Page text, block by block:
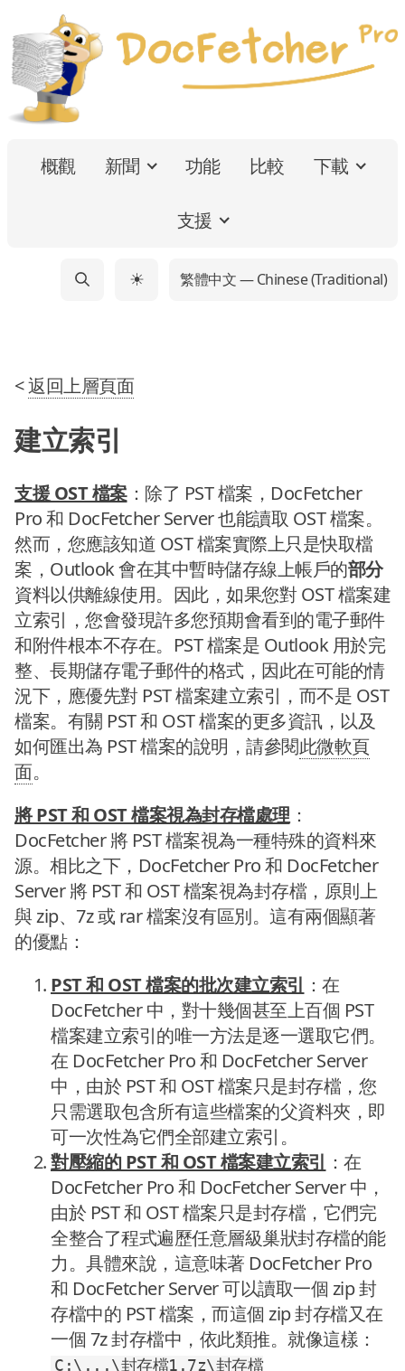
概觀 新聞 功能 比較 下載
支援
☀ 繁體中文 — Chinese (Traditional)
<返回上層頁面
建立索引
支援 OST 檔案：除了 PST 檔案，DocFetcher
Pro 和 DocFetcher Server 也能讀取 OST 檔案。
然而，您應該知道 OST 檔案實際上只是快取檔
案，Outlook 會在其中暫時儲存線上帳戶的部分
資料以供離線使用。因此，如果您對 OST 檔案建
立索引，您會發現許多您預期會看到的電子郵件
和附件根本不存在。PST 檔案是 Outlook 用於完
整、長期儲存電子郵件的格式，因此在可能的情
況下，應優先對 PST 檔案建立索引，而不是 OST
檔案。有關 PST 和 OST 檔案的更多資訊，以及
如何匯出為 PST 檔案的說明，請參閱此微軟頁
面。
將 PST 和 OST 檔案視為封存檔處理：
DocFetcher 將 PST 檔案視為一種特殊的資料來
源。相比之下，DocFetcher Pro 和 DocFetcher
Server 將 PST 和 OST 檔案視為封存檔，原則上
與 zip、7z 或 rar 檔案沒有區別。這有兩個顯著
的優點：
PST 和 OST 檔案的批次建立索引 ：在
DocFetcher 中，對十幾個甚至上百個 PST
檔案建立索引的唯一方法是逐一選取它們。
在 DocFetcher Pro 和 DocFetcher Server
中，由於 PST 和 OST 檔案只是封存檔，您
只需選取包含所有這些檔案的父資料夾，即
可一次性為它們全部建立索引。
對壓縮的 PST 和 OST 檔案建立索引 ：在
DocFetcher Pro 和 DocFetcher Server 中，
由於 PST 和 OST 檔案只是封存檔，它們完
全整合了程式遍歷任意層級巢狀封存檔的能
力。具體來說，這意味著 DocFetcher Pro
和 DocFetcher Server 可以讀取一個 zip 封
存檔中的 PST 檔案，而這個 zip 封存檔又在
一個 7z 封存檔中，依此類推。就像這樣：
C:\...\封存檔1.7z\封存檔